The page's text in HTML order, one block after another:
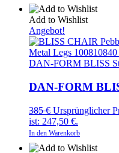
Add to Wishlist
Angebot!
DAN-FORM BLISS
DAN-FORM
385€ Ursprünglicher
ist: 247,50 €.
In den Warenkorb